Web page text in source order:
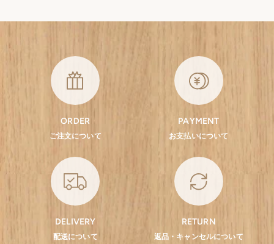
ORDER
ご注文について
PAYMENT
お支払いについて
DELIVERY
配送について
RETURN
返品・キャンセルについて